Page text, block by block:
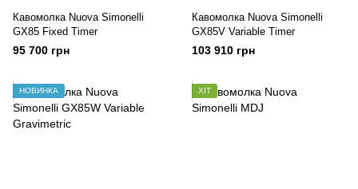
Кавомолка Nuova Simonelli
GX85 Fixed Timer
95 700 грн
Кавомолка Nuova Simonelli
GX85V Variable Timer
103 910 грн
НОВИНКА ХІТ